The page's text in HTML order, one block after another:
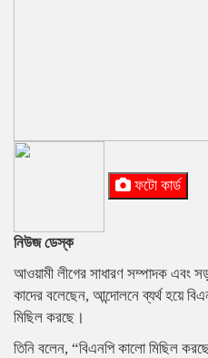
ফটো কার্ড
নিউজ ডেস্ক
আওয়ামী লীগের সাধারণ সম্পাদক এবং
কাদের বলেছেন, আন্দোলনে ব্যর্থ হয়ে
মিছিল করছে।
তিনি বলেন, “বিএনপি কালো মিছিল